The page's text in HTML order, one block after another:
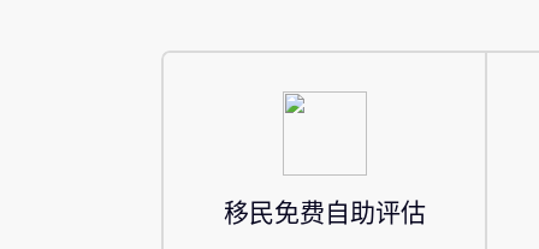
移民免费自助评估